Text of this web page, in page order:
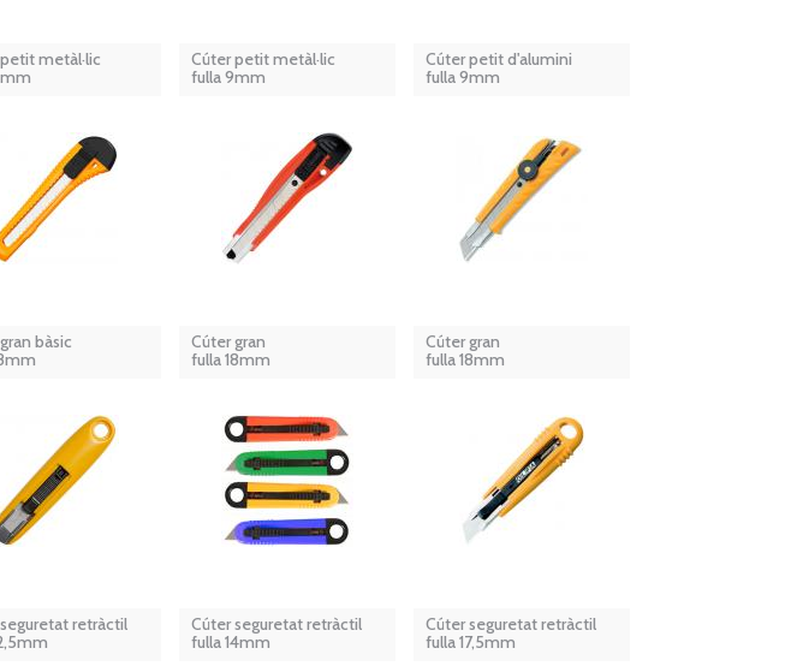
metàl·lic
Cúter petit metàl·lic
fulla 9mm
Cúter petit d'alumini
fulla 9mm
bàsic
Cúter gran
fulla 18mm
Cúter gran
fulla 18mm
retràctil
Cúter seguretat retràctil
fulla 14mm
Cúter seguretat retràctil
fulla 17,5mm